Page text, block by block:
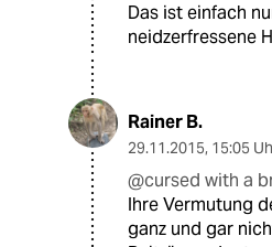
Das ist einfach
neidzerfressene
Rainer B.
29.11.2015, 15:05
@cursed with a
Ihre Vermutung
ganz und gar